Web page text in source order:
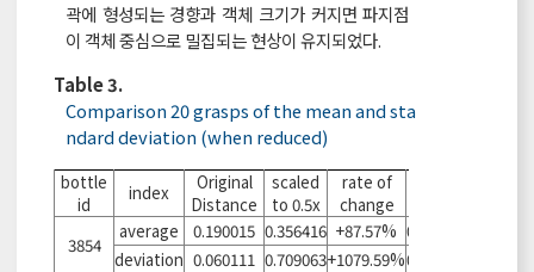
곽에 형성되는 경향과 객체 크기가 커지면 파지점
이 객체 중심으로 밀집되는 현상이 유지되었다.
Table 3.
Comparison 20 grasps of the mean and sta
ndard deviation (when reduced)
bottle
id
index
Original
Distance
scaled
to 0.5x
rate of
change
3854
average 0.190015 0.356416 +87.57% 0.243748
deviation 0.060111 0.709063+1079.59%0.045049